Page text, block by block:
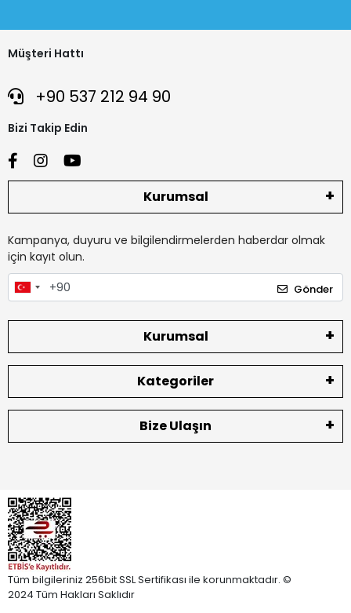
Müşteri Hattı
+90 537 212 94 90
Bizi Takip Edin
Kurumsal
Kampanya, duyuru ve bilgilendirmelerden haberdar olmak
için kayıt olun.
Gönder
Kurumsal
Kategoriler
Bize Ulaşın
Tüm bilgileriniz 256bit SSL Sertifikası ile korunmaktadır. ©
2024 Tüm Hakları Saklıdır